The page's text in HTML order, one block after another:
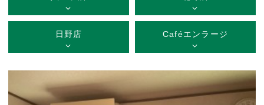
日野店 Caféエンラージ